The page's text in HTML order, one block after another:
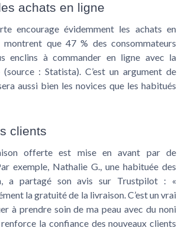
achats en ligne
encourage évidemment les achats en
montrent que 47 % des consommateurs
enclins à commander en ligne avec la
: Statista). C’est un argument de
aussi bien les novices que les habitués
clients
offerte est mise en avant par de
exemple, Nathalie G., une habituée des
a partagé son avis sur Trustpilot : «
la gratuité de la livraison. C’est un vrai
à prendre soin de ma peau avec du noni
la confiance des nouveaux clients